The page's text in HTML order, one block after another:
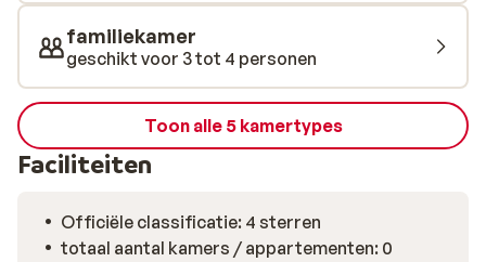
Mayrhofen! Goed om te weten: I n Hotel
Strass/Sporthotel Strass vind je een ondergrondse
discotheek en ook de populaire après-ski bar de Icebar
(dagelijks geopend tot 22.00). De kamers die wij
aanbieden in Hotel Strass kunnen gelegen zijn in de
buurt van de Icebar.
familiekamer
geschikt voor 3 tot 4 personen
Toon alle 5 kamertypes
Faciliteiten
Officiële classificatie: 4 sterren
totaal aantal kamers / appartementen: 0